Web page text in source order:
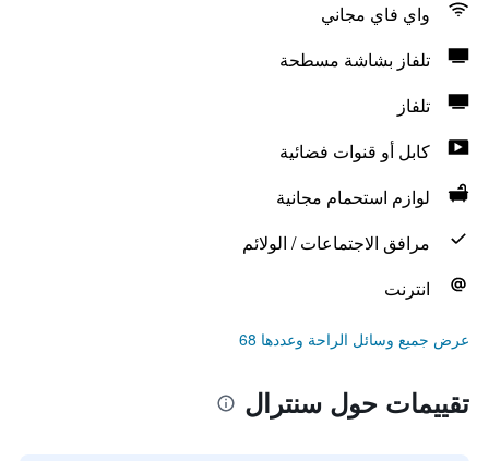
واي فاي مجاني
تلفاز بشاشة مسطحة
تلفاز
كابل أو قنوات فضائية
لوازم استحمام مجانية
مرافق الاجتماعات / الولائم
انترنت
عرض جميع وسائل الراحة وعددها 68
تقييمات حول سنترال